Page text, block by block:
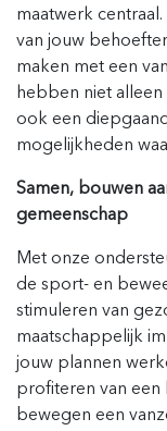
maatwerk
van jouw
maken met een
hebben niet
ook een
mogelijkheden
Samen, bouwen
gemeenschap
Met onze
de sport- en
stimuleren van
maatschappelijk
jouw plannen
profiteren van een
bewegen een